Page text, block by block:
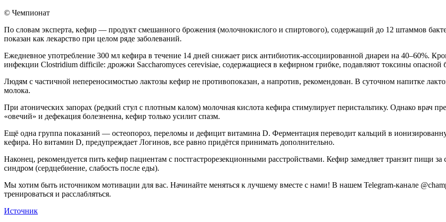
© Чемпионат
По словам эксперта, кефир — продукт смешанного брожения (молочнокислого и спиртового), содержащий до 12 штаммов
показан как лекарство при целом ряде заболеваний.
Ежедневное употребление 300 мл кефира в течение 14 дней снижает риск антибиотик-ассоциированной диареи на 40–60%.
инфекции Clostridium difficile: дрожжи Saccharomyces cerevisiae, содержащиеся в кефирном грибке, подавляют токсины опасной
Людям с частичной непереносимостью лактозы кефир не противопоказан, а напротив, рекомендован. В суточном напитке
молока.
При атонических запорах (редкий стул с плотным калом) молочная кислота кефира стимулирует перистальтику. Однако врач
«овечий» и дефекация болезненна, кефир только усилит спазм.
Ещё одна группа показаний — остеопороз, переломы и дефицит витамина D. Ферментация переводит кальций в
кефира. Но витамин D, предупреждает Логинов, все равно придётся принимать дополнительно.
Наконец, рекомендуется пить кефир пациентам с постгастрорезекционными расстройствами. Кефир замедляет транзит пищи
синдром (сердцебиение, слабость после еды).
Мы хотим быть источником мотивации для вас. Начинайте меняться к лучшему вместе с нами! В нашем Telegram-канале
тренироваться и расслабляться.
Источник